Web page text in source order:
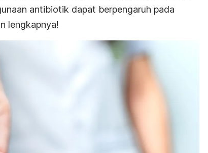
antibiotik dapat berpengaruh pada
lengkapnya!